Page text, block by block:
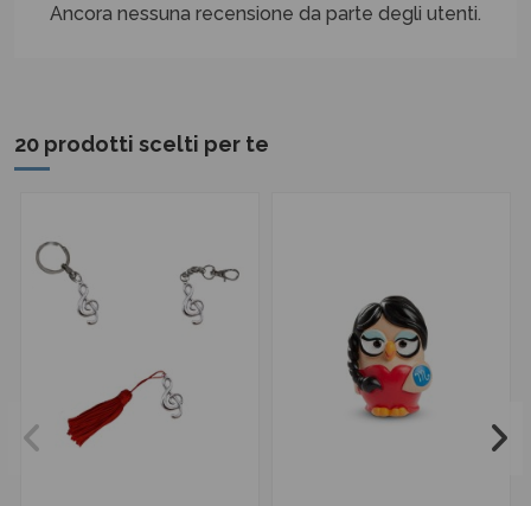
Ancora nessuna recensione da parte degli utenti.
20 prodotti scelti per te